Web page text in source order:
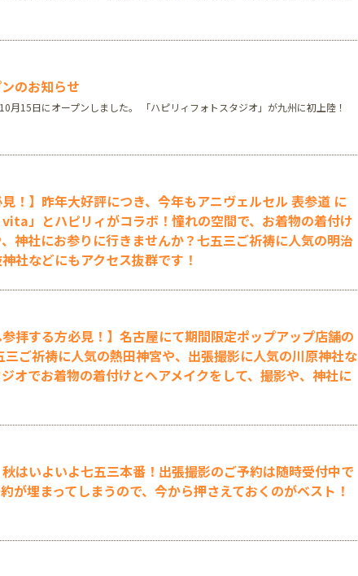
のお知らせ
月15日にオープンしました。 「ハピリィフォトスタジオ」が九州に初上陸！
見！】昨年大好評につき、今年もアニヴェルセル 表参道 に
」とハピリィがコラボ！憧れの空間で、お着物の着付け
神社にお参りに行きませんか？七五三ご祈祷に人気の明治
社などにもアクセス抜群です！
参拝する方必見！】名古屋にて期間限定ポップアップ店舗の
ご祈祷に人気の熱田神宮や、出張撮影に人気の川原神社な
オでお着物の着付けとヘアメイクをして、撮影や、神社に
秋はいよいよ七五三本番！出張撮影のご予約は随時受付中で
が埋まってしまうので、今から押さえておくのがベスト！